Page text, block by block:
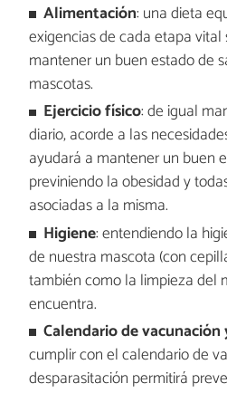
Alimentación: una dieta
exigencias de cada etapa
mantener un buen estado de
mascotas.
Ejercicio físico: de igual
diario, acorde a las
ayudará a mantener un buen
previniendo la obesidad y
asociadas a la misma.
Higiene: entendiendo la
de nuestra mascota (con
también como la limpieza del
encuentra.
Calendario de
cumplir con el calendario de
desparasitación permitirá